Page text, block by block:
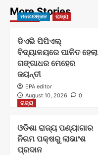
More Stories
ମନୋରଞ୍ଜନ ରାଜ୍ୟ
ଡିଏଭି ପିପିଏଲ୍
ବିଦ୍ୟାଳୟରେ ପାଳିତ ହେଲା
ଗଙ୍ଗାଧର ମେହେର
ଜୟନ୍ତୀ
EPA editor
August 10, 2026
0
ରାଜ୍ୟ
ଓଡିଶା ରାଜ୍ୟ ପଣ୍ୟାଗାର
ନିଗମ ପକ୍ଷରୁ ଲାଭାଂଶ
ପ୍ରଦାନ